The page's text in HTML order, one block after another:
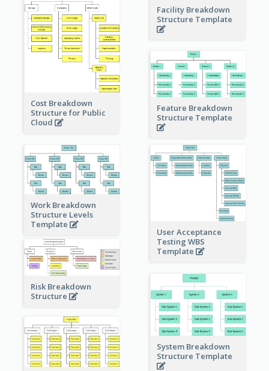
Facility Breakdown
Structure Template
Cost Breakdown
Structure for Public
Cloud
Feature Breakdown
Structure Template
Work Breakdown
Structure Levels
Template
User Acceptance
Testing WBS
Template
Risk Breakdown
Structure
System Breakdown
Structure Template